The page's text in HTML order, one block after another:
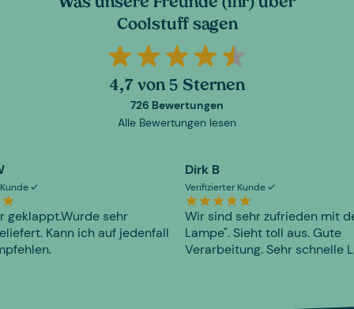
Coolstuff sagen
4,7 von 5 Sternen
726 Bewertungen
Alle Bewertungen lesen
geklappt.Wurde sehr
Kann ich auf jedenfall
Dirk B
Verifizierter Kunde
Wir sind sehr zufrieden mit
Lampe". Sieht toll aus. Gute
Verarbeitung. Sehr schnelle